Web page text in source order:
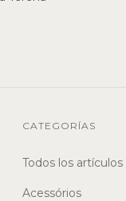
CATEGORÍAS
Todos los artículos
Acessórios